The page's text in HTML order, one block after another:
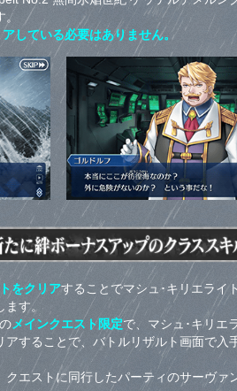
している必要はありません。
をクリアすることでマシュ･キリエライ
ます。
メインクエスト限定で、マシュ･キリエ
アすることで、バトルリザルト画面で入
エストに同行したパーティのサーヴァ